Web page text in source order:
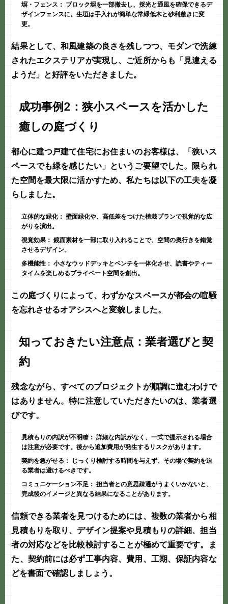
塀・フェンス： ブロック塀を一部撤去し、採光と通風を確保できるデ
ザインフェンスに。生垣は手入れが簡単な常緑低木と砂利敷きに変
更。
結果として、和風建築の良さを残しつつ、 モダンで洗練
されたエクステリアが実現し、ご近所からも「見違える
ようだ」と好評をいただきました。
成功事例2：狭小スペースを活かした
癒しの庭づくり
都心に建つ戸建て住宅にお住まいのお客様は、「狭いス
ペースでも緑を感じたい」というご要望でした。限られ
た空間を最大限に活かすため、私たちは以下の工夫を凝
らしました。
立体的な緑化： 壁面緑化や、高低差をつけた植栽プランで視覚的な広
がりを演出。
視覚効果： 鏡面素材を一部に取り入れることで、空間の奥行きを錯覚
させるデザイン。
多機能性： 小さなウッドデッキとベンチを一体化させ、読書やティー
タイムを楽しめるプライベート空間を創出。
この庭づくり によって、わずかなスペースが都会の喧騒
を忘れさせるオアシスへと変貌しました。
知っておきたい注意点：業者選びと契
約
残念ながら、すべてのプロジェクトが順調に進むわけで
はありません。特に注意していただきたいのは、業者選
びです。
見積もりの内訳が不明瞭： 詳細な内訳がなく、一式で提示される場合
は注意が必要です。後から追加費用が発生するリスクがあります。
契約を急がせる： じっくり検討する時間を与えず、その場で契約を迫
る業者は避けるべきです。
コミュニケーション不足： 担当者との意思疎通がうまくいかないと、
完成後のイメージと異なる結果になることがあります。
信頼できる業者を見つけるためには、複数の業者から相
見積もりを取り、デザイン提案や見積もりの詳細、担当
者の対応などを比較検討することが極めて重要です。ま
た、契約前には必ず工事内容、費用、工期、保証内容な
どを書面で確認しましょう。